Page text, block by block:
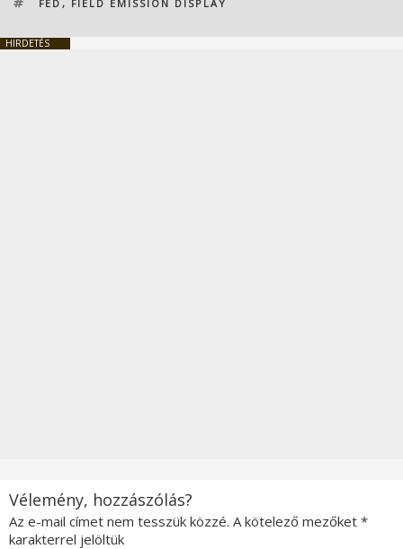
FED , FIELD EMISSION DISPLAY
HIRDETÉS
Vélemény, hozzászólás?
Az e-mail címet nem tesszük közzé. A kötelező mezőket *
karakterrel jelöltük